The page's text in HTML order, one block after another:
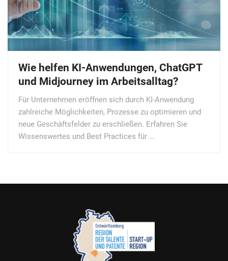
Wie helfen KI-Anwendungen, ChatGPT
und Midjourney im Arbeitsalltag?
Für Unternehmen eröffnen sich durch KI-Anwendung
zahlreiche Möglichkeiten, Prozesse zu optimieren und
neue Geschäftsfelder zu erschließen. Erfahren Sie
Wissenswertes und Best Practices für …